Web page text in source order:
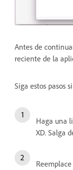
Antes de
reciente de la
Siga estos pasos
Haga una
XD. Salga